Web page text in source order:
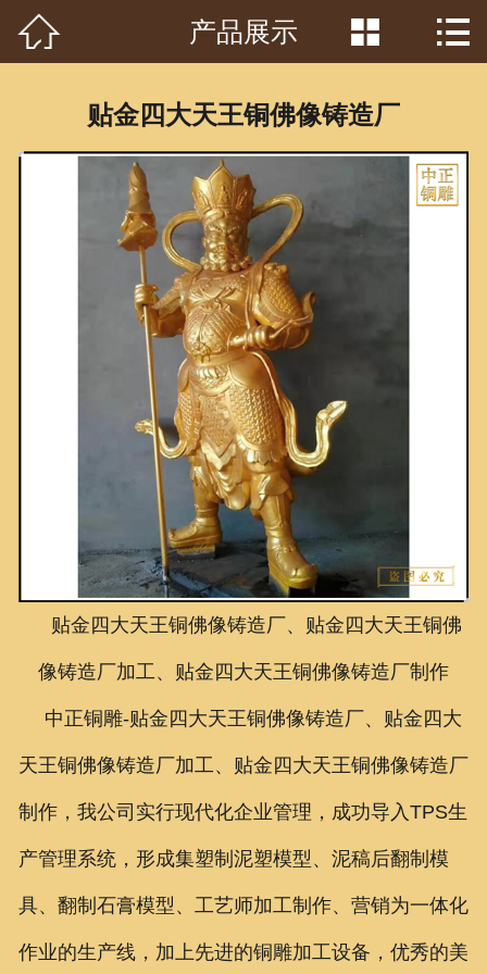
首页
常识问答
荣誉资质
泥塑鉴赏
 产品展示  
贴金四大天王铜佛像铸造厂
贴金四大天王铜佛像铸造厂、贴金四大天王铜佛
像铸造厂加工、贴金四大天王铜佛像铸造厂制作
中正铜雕-贴金四大天王铜佛像铸造厂、 贴金四大
天王铜佛像铸造厂加工、 贴金四大天王铜佛像铸造厂
制作，我公司实行现代化企业管理，成功导入TPS生
产管理系统，形成集塑制泥塑模型、泥稿后翻制模
具、翻制石膏模型、工艺师加工制作、营销为一体化
作业的生产线，加上先进的铜雕加工设备，优秀的美